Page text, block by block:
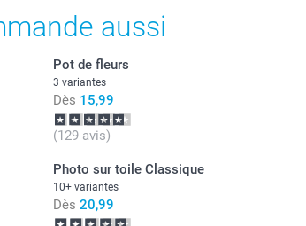
aussi
Pot de fleurs
3 variantes
Dès 15,99
(129 avis)
Photo sur toile Classique
10+ variantes
Dès 20,99